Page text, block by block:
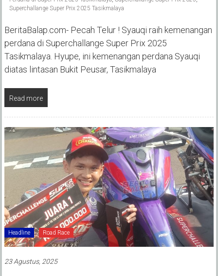
Superchallange Super Prix 2025 Tasikmalaya
BeritaBalap.com- Pecah Telur ! Syauqi raih kemenangan
perdana di Superchallange Super Prix 2025
Tasikmalaya. Hyupe, ini kemenangan perdana Syauqi
diatas lintasan Bukit Peusar, Tasikmalaya
Read more
Headline Road Race
23 Agustus, 2025